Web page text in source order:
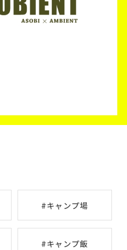
#キャンプ場
#キャンプ飯